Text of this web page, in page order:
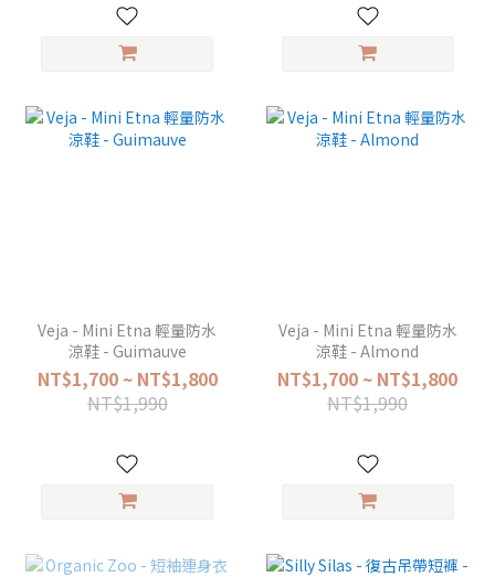
Veja - Mini Etna 輕量防水
涼鞋 - Guimauve
NT$1,700 ~ NT$1,800
NT$1,990
Veja - Mini Etna 輕量防水
涼鞋 - Almond
NT$1,700 ~ NT$1,800
NT$1,990